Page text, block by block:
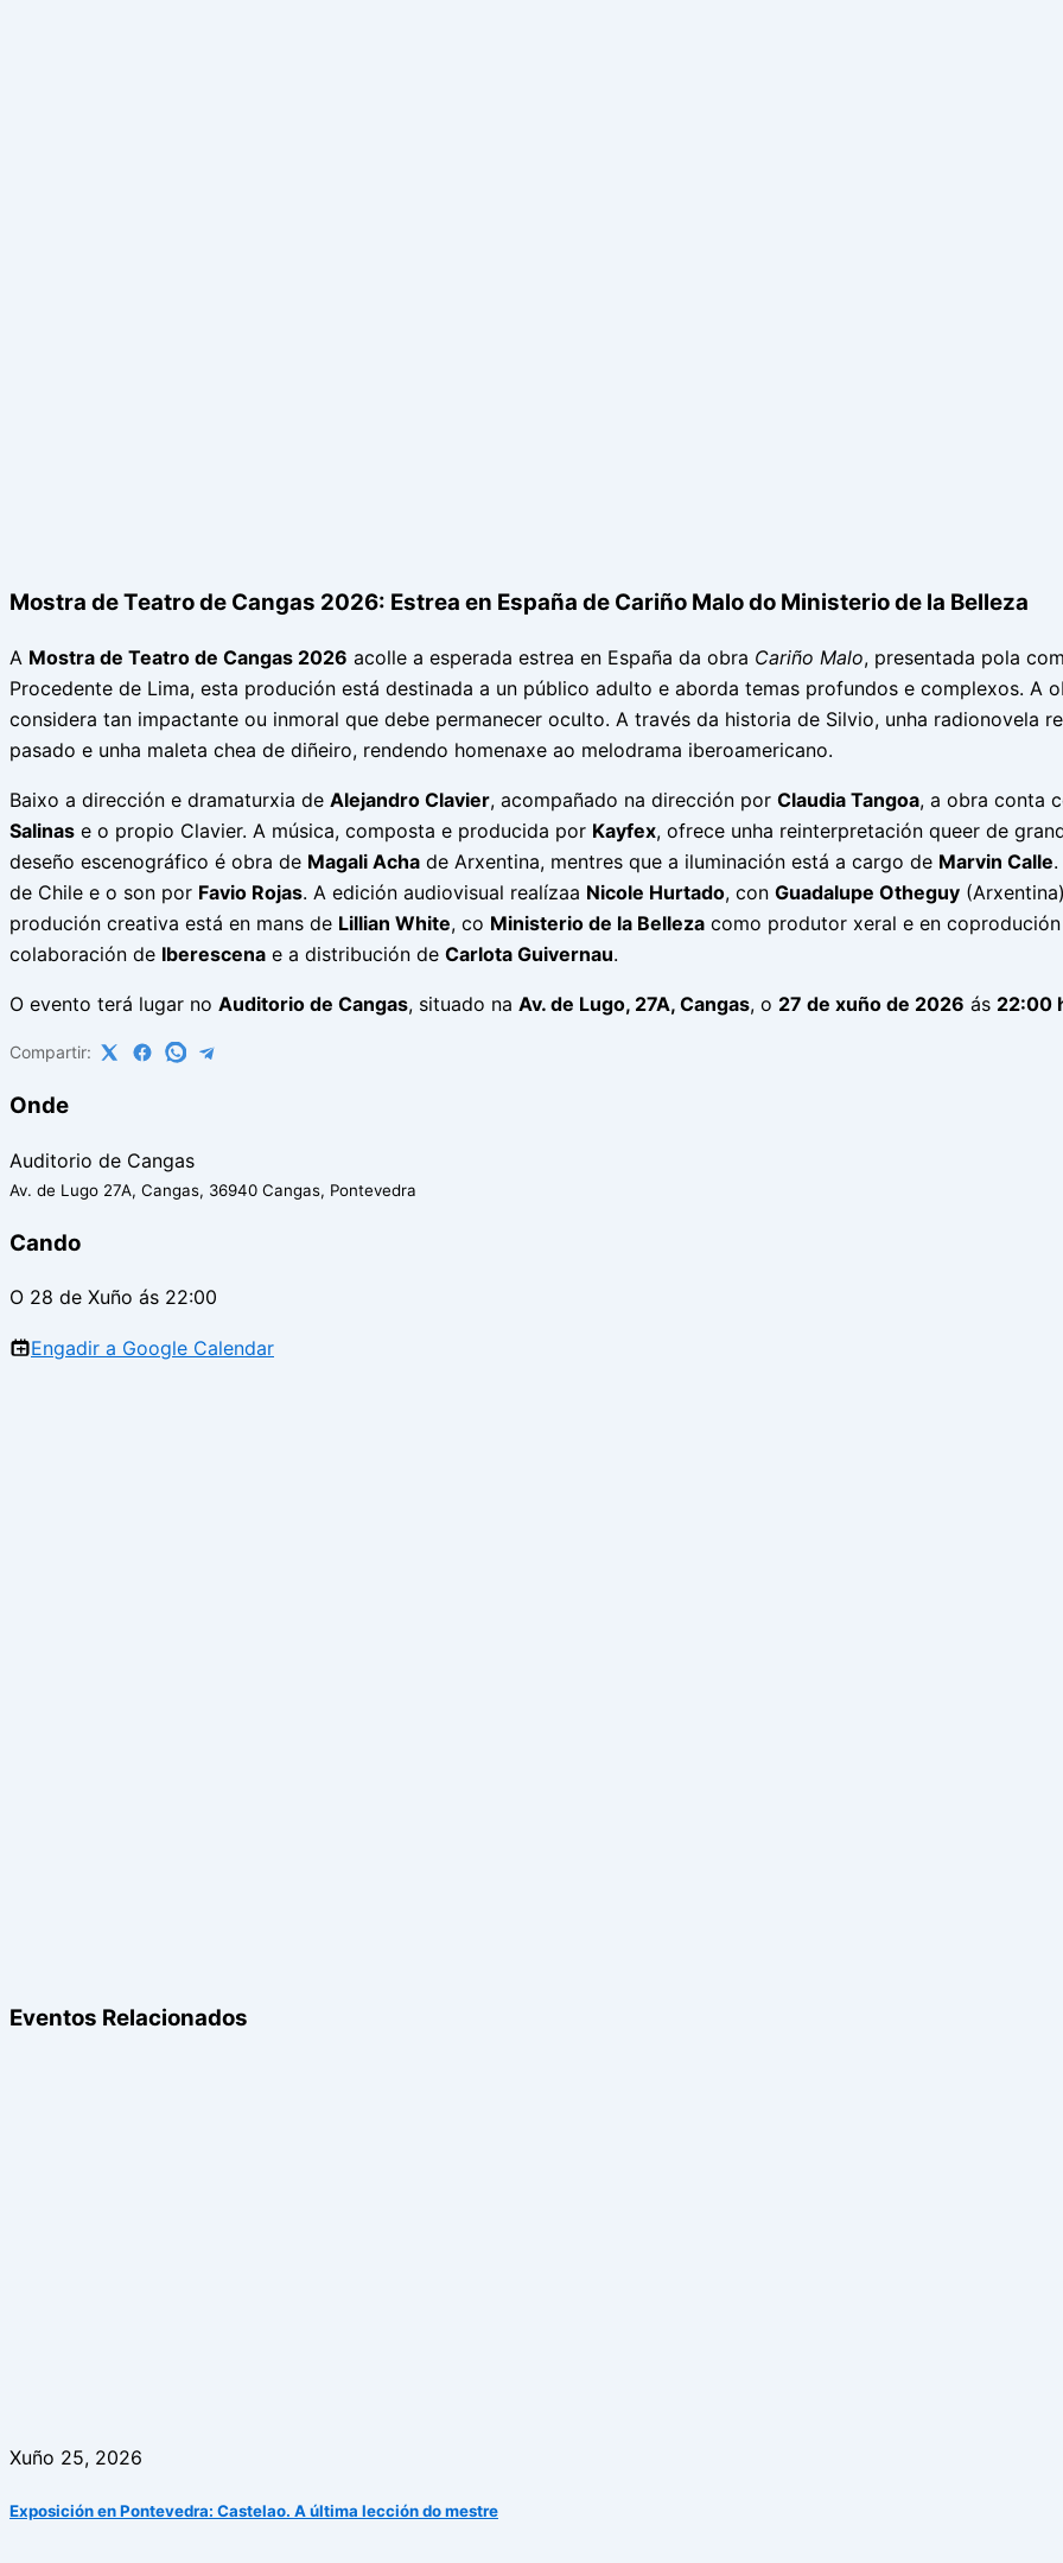
Mostra de Teatro de Cangas 2026: Estrea en España de Cariño Malo do Ministerio de la Belleza
A Mostra de Teatro de Cangas 2026 acolle a esperada estrea en España da obra Cariño Malo, presentada pola
Procedente de Lima, esta produción está destinada a un público adulto e aborda temas profundos e complexos. A
considera tan impactante ou inmoral que debe permanecer oculto. A través da historia de Silvio, unha radionovela
pasado e unha maleta chea de diñeiro, rendendo homenaxe ao melodrama iberoamericano.
Baixo a dirección e dramaturxia de Alejandro Clavier, acompañado na dirección por Claudia Tangoa, a obra conta
Salinas e o propio Clavier. A música, composta e producida por Kayfex, ofrece unha reinterpretación queer de
deseño escenográfico é obra de Magali Acha de Arxentina, mentres que a iluminación está a cargo de Marvin Calle
de Chile e o son por Favio Rojas. A edición audiovisual realízaa Nicole Hurtado, con Guadalupe Otheguy
produción creativa está en mans de Lillian White, co Ministerio de la Belleza como produtor xeral e en
colaboración de Iberescena e a distribución de Carlota Guivernau.
O evento terá lugar no Auditorio de Cangas, situado na Av. de Lugo, 27A, Cangas, o 27 de xuño de 2026 ás 22:00
Compartir:
Onde
Auditorio de Cangas
Av. de Lugo 27A, Cangas, 36940 Cangas, Pontevedra
Cando
O 28 de Xuño ás 22:00
Engadir a Google Calendar
Eventos Relacionados
Xuño 25, 2026
Exposición en Pontevedra: Castelao. A última lección do mestre